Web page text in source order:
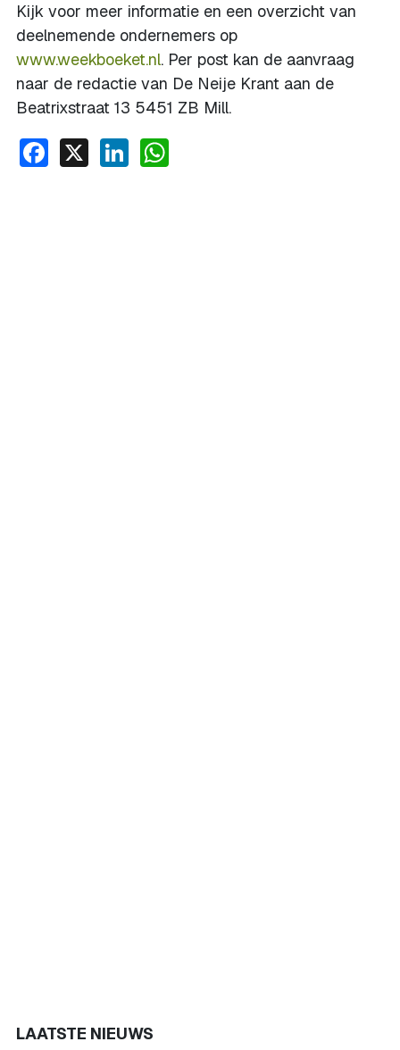
Kijk voor meer informatie en een overzicht van
deelnemende ondernemers op
www.weekboeket.nl. Per post kan de aanvraag
naar de redactie van De Neije Krant aan de
Beatrixstraat 13 5451 ZB Mill.
Facebook
X LinkedIn
LAATSTE NIEUWS